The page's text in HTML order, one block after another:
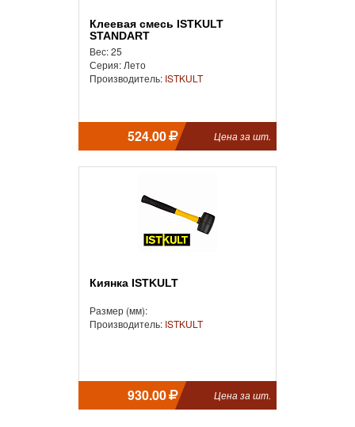
Клеевая смесь ISTKULT
STANDART
Вес: 25
Серия: Лето
Производитель: ISTKULT
524.00 Цена за шт.
Киянка ISTKULT
Размер (мм):
Производитель: ISTKULT
930.00 Цена за шт.